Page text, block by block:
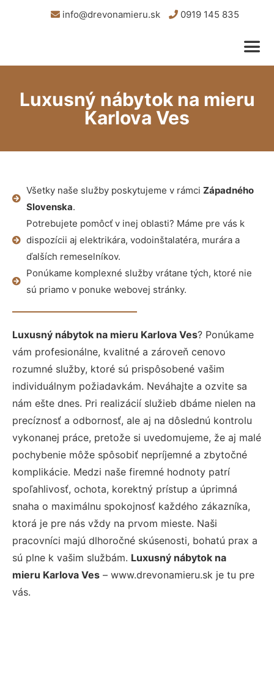
info@drevonamieru.sk 0919 145 835
Luxusný nábytok na mieru
Karlova Ves
Všetky naše služby poskytujeme v rámci Západného
Slovenska.
Potrebujete pomôcť v inej oblasti? Máme pre vás k
dispozícii aj elektrikára, vodoinštalatéra, murára a
ďalších remeselníkov.
Ponúkame komplexné služby vrátane tých, ktoré nie
sú priamo v ponuke webovej stránky.
Luxusný nábytok na mieru Karlova Ves? Ponúkame
vám profesionálne, kvalitné a zároveň cenovo
rozumné služby, ktoré sú prispôsobené vašim
individuálnym požiadavkám. Neváhajte a ozvite sa
nám ešte dnes. Pri realizácií služieb dbáme nielen na
precíznosť a odbornosť, ale aj na dôslednú kontrolu
vykonanej práce, pretože si uvedomujeme, že aj malé
pochybenie môže spôsobiť nepríjemné a zbytočné
komplikácie. Medzi naše firemné hodnoty patrí
spoľahlivosť, ochota, korektný prístup a úprimná
snaha o maximálnu spokojnosť každého zákazníka,
ktorá je pre nás vždy na prvom mieste. Naši
pracovníci majú dlhoročné skúsenosti, bohatú prax a
sú plne k vašim službám. Luxusný nábytok na
mieru Karlova Ves – www.drevonamieru.sk je tu pre
vás.